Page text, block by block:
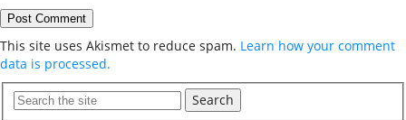
This site uses Akismet to reduce spam. Learn how your comment
data is processed.
Search